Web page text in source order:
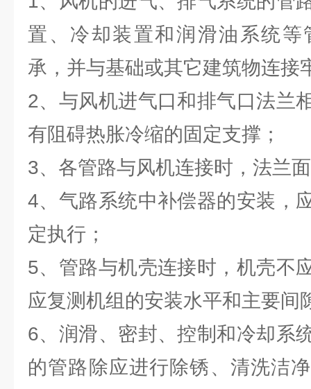
置、冷却装置和润滑油系统
承，并与基础或其它建筑物连接
2、与风机进气口和排气口法兰
有阻碍热胀冷缩的固定支撑；
3、各管路与风机连接时，法兰
4、气路系统中补偿器的安装，
定执行；
5、管路与机壳连接时，机壳不
应复测机组的安装水平和主要间
6、润滑、密封、控制和冷却系
的管路除应进行除锈、清洗洁